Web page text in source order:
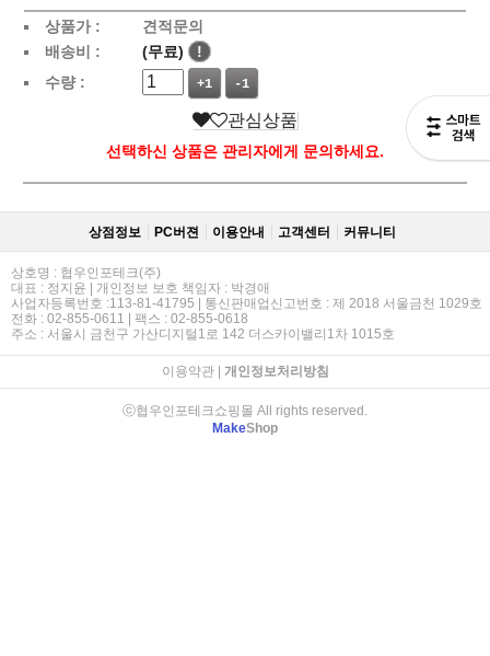
상품가 :
견적문의
배송비 :
(무료)
!
수량 :
+1 -1
관심상품
선택하신 상품은 관리자에게 문의하세요.
상점정보 PC버젼 이용안내 고객센터 커뮤니티
상호명 : 협우인포테크(주)
대표 : 정지윤 | 개인정보 보호 책임자 : 박경애
사업자등록번호 :113-81-41795 | 통신판매업신고번호 : 제 2018 서울금천 1029호
전화 : 02-855-0611 | 팩스 : 02-855-0618
주소 : 서울시 금천구 가산디지털1로 142 더스카이밸리1차 1015호
이용약관| 개인정보처리방침
ⓒ협우인포테크쇼핑몰 All rights reserved.
MakeShop